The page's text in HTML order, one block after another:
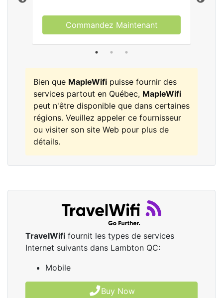
Commandez Maintenant
Bien que MapleWifi puisse fournir des
services partout en Québec, MapleWifi
peut n'être disponible que dans certaines
régions. Veuillez appeler ce fournisseur
ou visiter son site Web pour plus de
détails.
TravelWifi fournit les types de services
Internet suivants dans Lambton QC:
Mobile
Buy Now